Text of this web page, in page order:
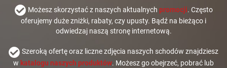
Możesz skorzystać z naszych aktualnych promocji. Często
oferujemy duże zniżki, rabaty, czy upusty. Bądź na bieżąco i
odwiedzaj naszą stronę internetową.
Szeroką ofertę oraz liczne zdjęcia naszych schodów znajdziesz
w katalogu naszych produktów. Możesz go obejrzeć, pobrać lub